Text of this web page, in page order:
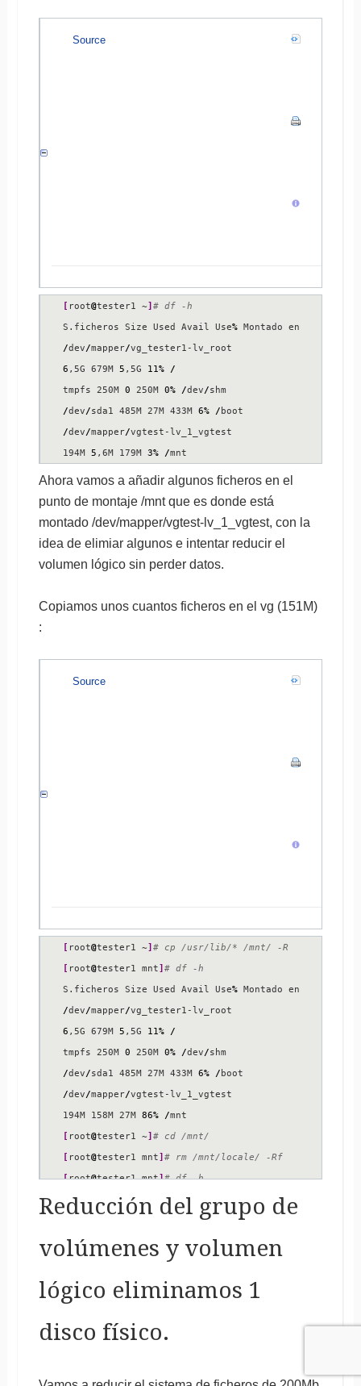
Source
[ root@tester1 ~] # df -h
S.ficheros Size Used Avail Use%
/dev/mapper/
6 ,5G 679M 5 ,5G 11% /
tmpfs 250M 0 250M 0% /dev/
/dev/sda1 485M 27M 433M 6% /
/dev/mapper/vgtest-lv_1_vgtest
194M 5 ,6M 179M 3% /mnt
Ahora vamos a añadir algunos ficheros en el
punto de montaje /mnt que es donde está
montado /dev/mapper/vgtest-lv_1_vgtest, con la
idea de elimiar algunos e intentar reducir el
volumen lógico sin perder datos.
Copiamos unos cuantos ficheros en el vg (151M)
:
Source
[ root@tester1 ~] # cp /usr/lib/* /mnt/ -R
[ root@tester1 mnt] # df -h
S.ficheros Size Used Avail Use%
/dev/mapper/
6 ,5G 679M 5 ,5G 11% /
tmpfs 250M 0 250M 0% /dev/
/dev/sda1 485M 27M 433M 6% /
/dev/mapper/vgtest-lv_1_vgtest
194M 158M 27M 86% /
[ root@tester1 ~] # cd /mnt/
[ root@tester1 mnt] # rm /mnt/locale/ -Rf
[root@tester1 mnt]# df -h
S.ficheros Size Used Avail Use
6,5G 679M
0%
dev sda1 485M 27M 433M
/dev
194M 65M 120M
Reducción del grupo de
volúmenes y volumen
lógico eliminamos 1
disco físico.